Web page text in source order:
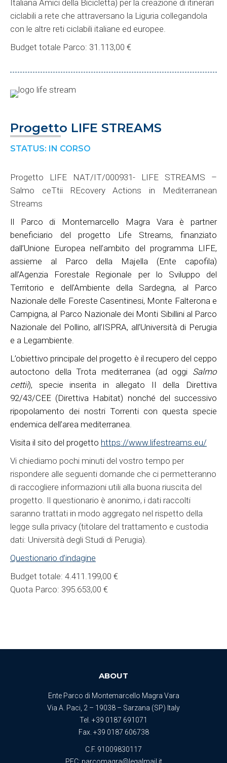
Italiana Amici della Bicicletta) per la creazione di itinerari
ciclabili a rete che attraversano la Liguria collegandola
con le altre reti ciclabili italiane ed europee.
Budget totale Parco: 31.113,00 €
Progetto LIFE STREAMS
STATUS: IN CORSO
Progetto LIFE NAT/IT/000931- LIFE STREAMS –
Salmo ceTtii REcovery Actions in Mediterranean
Streams
Il Parco di Montemarcello Magra Vara è partner
beneficiario del progetto Life Streams, finanziato
dall’Unione Europea nell’ambito del programma LIFE,
assieme al Parco della Majella (Ente capofila)
all’Agenzia Forestale Regionale per lo Sviluppo del
Territorio e dell’Ambiente della Sardegna, al Parco
Nazionale delle Foreste Casentinesi, Monte Falterona e
Campigna, al Parco Nazionale dei Monti Sibillini al Parco
Nazionale del Pollino, all’ISPRA, all’Università di Perugia
e a Legambiente.
L’obiettivo principale del progetto è il recupero del ceppo
autoctono della Trota mediterranea (ad oggi Salmo
cettii), specie inserita in allegato II della Direttiva
92/43/CEE (Direttiva Habitat) nonché del successivo
ripopolamento dei nostri Torrenti con questa specie
endemica dell’area mediterranea.
Visita il sito del progetto https://www.lifestreams.eu/
Vi chiediamo pochi minuti del vostro tempo per
rispondere alle seguenti domande che ci permetteranno
di raccogliere informazioni utili alla buona riuscita del
progetto. Il questionario è anonimo, i dati raccolti
saranno trattati in modo aggregato nel rispetto della
legge sulla privacy (titolare del trattamento e custodia
dati: Università degli Studi di Perugia).
Questionario d’indagine
Budget totale: 4.411.199,00 €
Quota Parco: 395.653,00 €
ABOUT
Ente Parco di Montemarcello Magra Vara
Via A. Paci, 2 – 19038 – Sarzana (SP) Italy
Tel. +39 0187 691071
Fax. +39 0187 606738
C.F. 91009830117
PEC: parcomagra@legalmail.it